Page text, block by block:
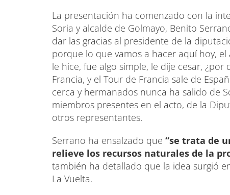
La presentación ha comenzado con la
Soria y alcalde de Golmayo, Benito
dar las gracias al presidente de la
porque lo que vamos a hacer aquí hoy,
le hice, fue algo simple, le dije cesar, ¿por
Francia, y el Tour de Francia sale de
cerca y hermanados nunca ha salido de
miembros presentes en el acto, de la
otros representantes.
Serrano ha ensalzado que “se trata de
relieve los recursos naturales de la
también ha detallado que la idea surgió
La Vuelta.